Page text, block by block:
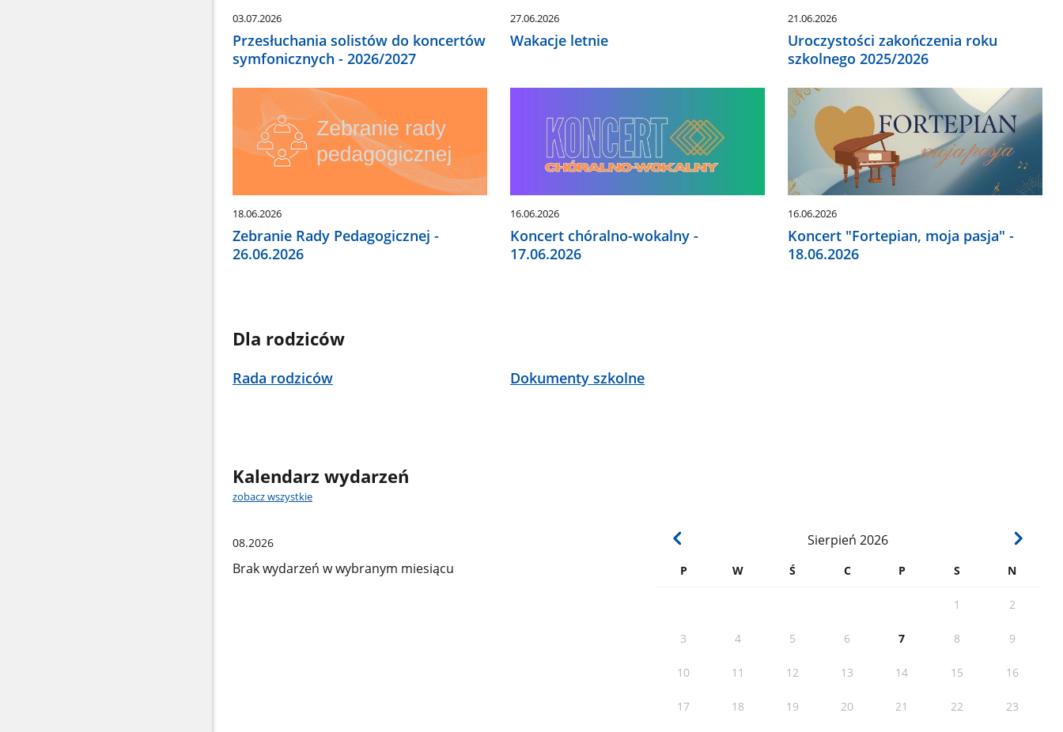
03.07.2026
Przesłuchania solistów do koncertów
symfonicznych - 2026/2027
27.06.2026
Wakacje letnie
21.06.2026
Uroczystości zakończenia roku
szkolnego 2025/2026
18.06.2026
Zebranie Rady Pedagogicznej -
26.06.2026
16.06.2026
Koncert chóralno-wokalny -
17.06.2026
16.06.2026
Koncert "Fortepian, moja pasja" -
18.06.2026
Dla rodziców
Rada rodziców Dokumenty szkolne
Kalendarz wydarzeń
zobacz wszystkie
Sierpień 2026
P W Ś C P S N
1 2
3 4 5 6 7 8 9
10 11 12 13 14 15 16
17 18 19 20 21 22 23
08.2026
Brak wydarzeń w wybranym miesiącu